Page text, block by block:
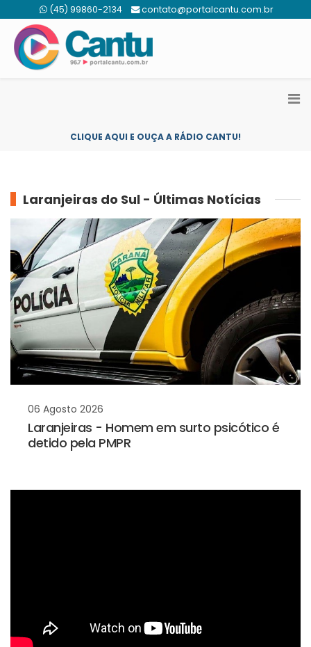
(45) 99860-2134 contato@portalcantu.com.br
CLIQUE AQUI E OUÇA A RÁDIO CANTU!
Laranjeiras do Sul - Últimas Notícias
06 Agosto 2026
Laranjeiras - Homem em surto psicótico é
detido pela PMPR